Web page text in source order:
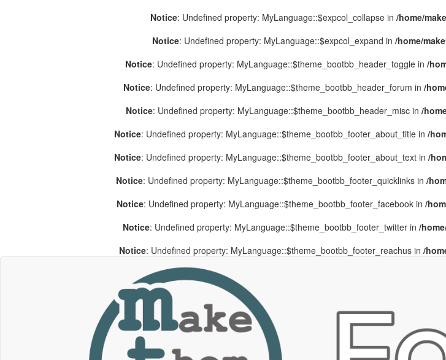
Notice: Undefined property: MyLanguage::$expcol_collapse in /home/
Notice: Undefined property: MyLanguage::$expcol_expand in /home/
Notice: Undefined property: MyLanguage::$theme_bootbb_header_toggle in /
Notice: Undefined property: MyLanguage::$theme_bootbb_header_forum in /
Notice: Undefined property: MyLanguage::$theme_bootbb_header_misc in /
Notice: Undefined property: MyLanguage::$theme_bootbb_footer_about_title in /
Notice: Undefined property: MyLanguage::$theme_bootbb_footer_about_text in /
Notice: Undefined property: MyLanguage::$theme_bootbb_footer_quicklinks in /
Notice: Undefined property: MyLanguage::$theme_bootbb_footer_facebook in /
Notice: Undefined property: MyLanguage::$theme_bootbb_footer_twitter in /
Notice: Undefined property: MyLanguage::$theme_bootbb_footer_reachus in /